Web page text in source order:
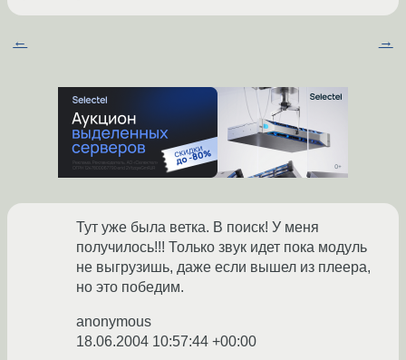
← →
Тут уже была ветка. В поиск! У меня
получилось!!! Только звук идет пока модуль
не выгрузишь, даже если вышел из плеера,
но это победим.
anonymous
18.06.2004 10:57:44 +00:00